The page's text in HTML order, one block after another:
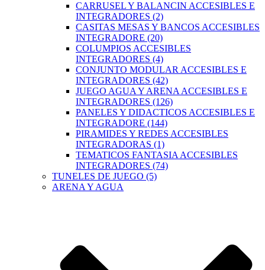
CARRUSEL Y BALANCIN ACCESIBLES E
INTEGRADORES (2)
CASITAS MESAS Y BANCOS ACCESIBLES
INTEGRADORE (20)
COLUMPIOS ACCESIBLES
INTEGRADORES (4)
CONJUNTO MODULAR ACCESIBLES E
INTEGRADORES (42)
JUEGO AGUA Y ARENA ACCESIBLES E
INTEGRADORES (126)
PANELES Y DIDACTICOS ACCESIBLES E
INTEGRADORE (144)
PIRAMIDES Y REDES ACCESIBLES
INTEGRADORAS (1)
TEMATICOS FANTASIA ACCESIBLES
INTEGRADORES (74)
TUNELES DE JUEGO (5)
ARENA Y AGUA